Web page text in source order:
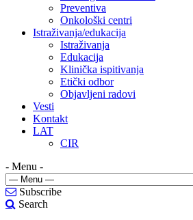
Preventiva
Onkološki centri
Istraživanja/edukacija
Istraživanja
Edukacija
Klinička ispitivanja
Etički odbor
Objavljeni radovi
Vesti
Kontakt
LAT
CIR
- Menu -
Subscribe
Search